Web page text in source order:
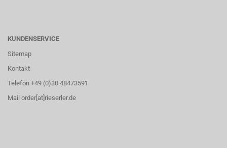
KUNDENSERVICE
Sitemap
Kontakt
Telefon +49 (0)30 48473591
Mail order[at]rieserler.de